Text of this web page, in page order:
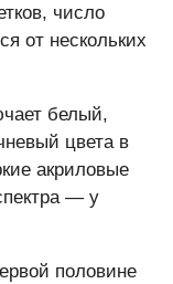
число
от нескольких
белый,
цвета в
акриловые
— у
половине